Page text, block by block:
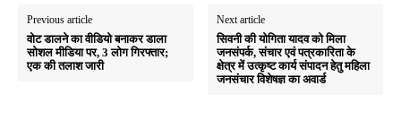
Previous article
वोट डालने का वीडियो बनाकर डाला
सोशल मीडिया पर, 3 लोग गिरफ्तार;
एक की तलाश जारी
Next article
सिवनी की योगिता यादव को मिला
जनसंपर्क, संचार एवं पत्रकारिता के
क्षेत्र में उत्कृष्ट कार्य संपादन हेतु महिला
जनसंचार विशेषज्ञ का अवार्ड